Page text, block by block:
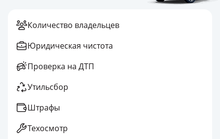
Количество владельцев
Юридическая чистота
Проверка на ДТП
Утильсбор
Штрафы
Техосмотр